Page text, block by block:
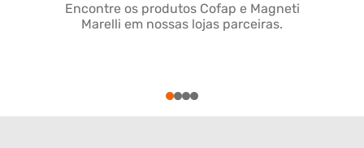
Encontre os produtos Cofap e Magneti
Marelli em nossas lojas parceiras.
1234